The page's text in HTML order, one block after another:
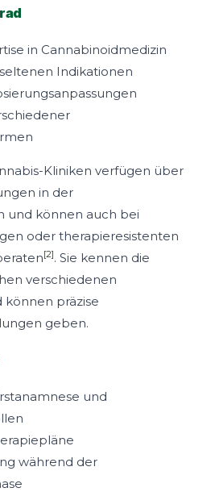
in Cannabinoidmedizin
Indikationen
Kliniken verfügen über
in der
und können auch bei
oder therapieresistenten
[2]. Sie kennen die
verschiedenen
können präzise
geben.
und
während der